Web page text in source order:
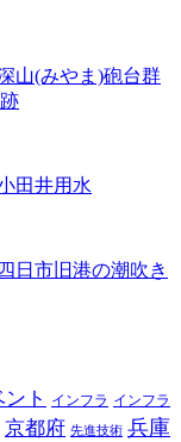
山(みやま)砲台群
田井用水
日市旧港の潮吹き
ト インフラ インフラ
京都府 先進技術 兵庫